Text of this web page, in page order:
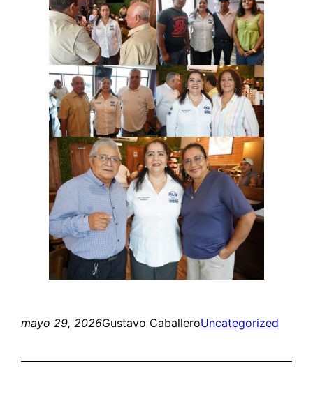
mayo 29, 2026Gustavo CaballeroUncategorized